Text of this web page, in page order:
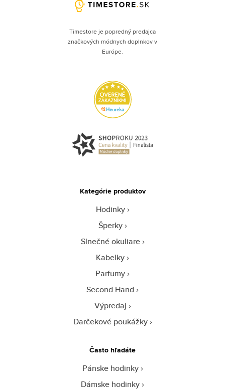
Timestore je popredný predajca
značkových módnych doplnkov v
Európe.
Kategórie produktov
Hodinky
Šperky
Slnečné okuliare
Kabelky
Parfumy
Second Hand
Výpredaj
Darčekové poukážky
Často hľadáte
Pánske hodinky
Dámske hodinky